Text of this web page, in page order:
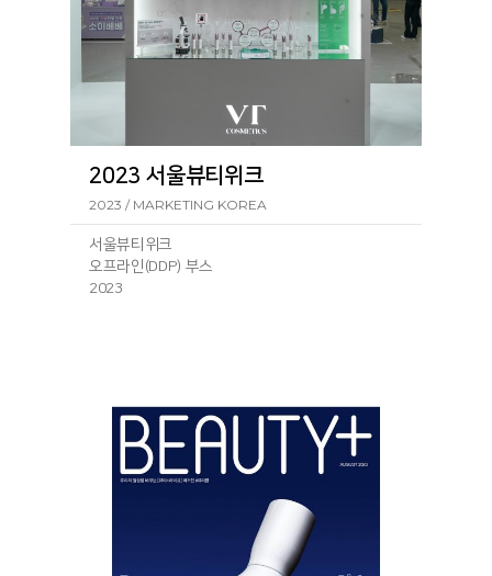
2023 서울뷰티위크
2023 / MARKETING KOREA
서울뷰티위크
오프라인(DDP) 부스
2023